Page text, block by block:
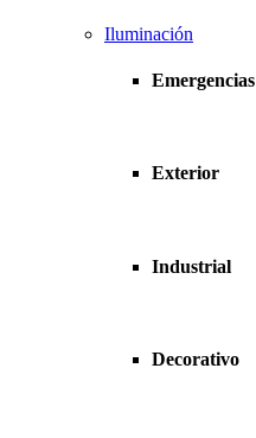
Iluminación
Emergencias
Exterior
Industrial
Decorativo